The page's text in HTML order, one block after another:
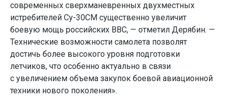
современных сверхманевренных двухместных
истребителей Су-30СМ существенно увеличит
боевую мощь российских ВВС, — отметил Дерябин. —
Технические возможности самолета позволят
достичь более высокого уровня подготовки
летчиков, что особенно актуально в связи
с увеличением объема закупок боевой авиационной
техники нового поколения».